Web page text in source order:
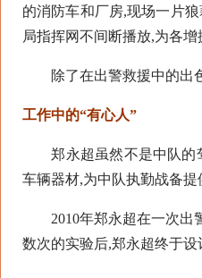
的消防车和厂房,现场一片
局指挥网不间断播放,为各增
除了在出警救援中的出色
工作中的“有心人”
郑永超虽然不是中队的驾
车辆器材,为中队执勤战备提
2010年郑永超在一次出警
数次的实验后,郑永超终于